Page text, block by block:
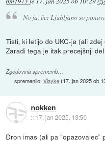
No ja, čez Ljubljano so
Tisti, ki letijo do UKC-ja (ali
Zaradi tega je itak precejšnji
Zgodovina sprememb…
spremenilo:Vlayke(17. jan 2025 ob
nokken
:: 17. jan 2025, 13:50
Dron imas (ali pa "opazovalec"